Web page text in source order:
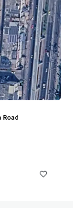
Road